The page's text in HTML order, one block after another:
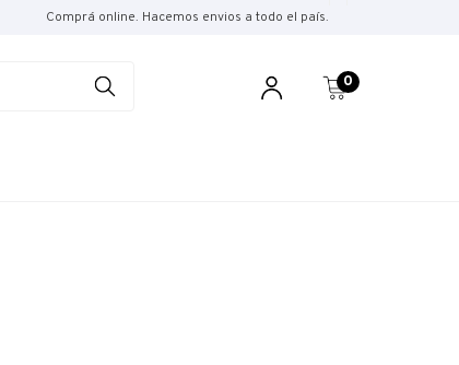
Comprá online. Hacemos envios a todo el país.
0